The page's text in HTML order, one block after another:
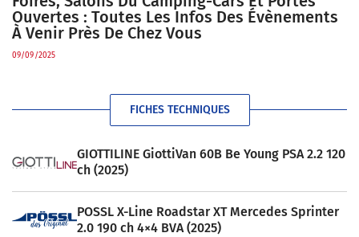
Ouvertes : Toutes Les Infos Des Évènements
À Venir Près De Chez Vous
09/09/2025
FICHES TECHNIQUES
GIOTTILINE GiottiVan 60B Be Young PSA 2.2 120
ch (2025)
POSSL X-Line Roadstar XT Mercedes Sprinter
2.0 190 ch 4×4 BVA (2025)